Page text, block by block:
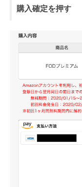
購入確定を押す